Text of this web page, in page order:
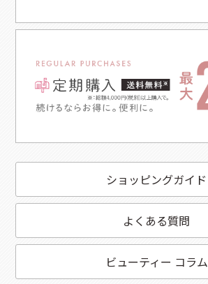
ショッピングガイド
よくある質問
ビューティー コラム